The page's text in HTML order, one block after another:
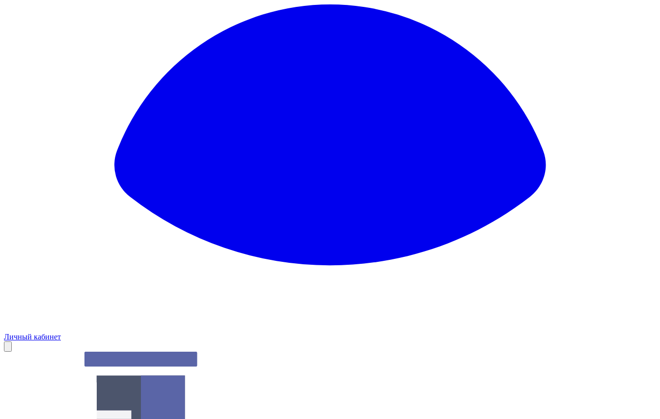
Личный кабинет